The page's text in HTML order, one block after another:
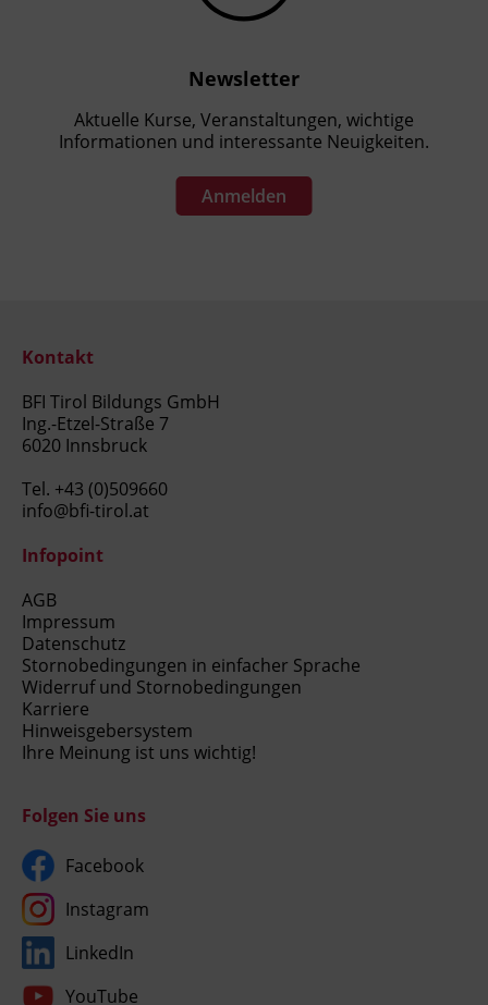
Newsletter
Aktuelle Kurse, Veranstaltungen, wichtige
Informationen und interessante Neuigkeiten.
Anmelden
Kontakt
BFI Tirol Bildungs GmbH
Ing.-Etzel-Straße 7
6020 Innsbruck
Tel. +43 (0)509660
info@bfi-tirol.at
Infopoint
AGB
Impressum
Datenschutz
Stornobedingungen in einfacher Sprache
Widerruf und Stornobedingungen
Karriere
Hinweisgebersystem
Ihre Meinung ist uns wichtig!
Folgen Sie uns
Facebook
Instagram
LinkedIn
YouTube